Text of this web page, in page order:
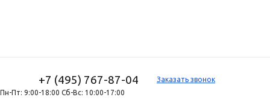
+7 (495) 767-87-04
Заказать звонок
Пн-Пт: 9:00-18:00 Сб-Вс: 10:00-17:00